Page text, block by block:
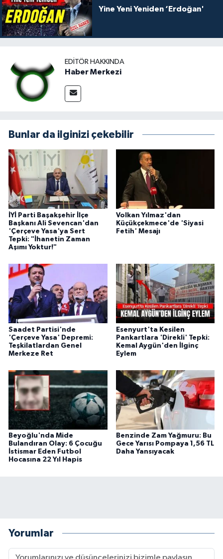
Yine Yeni Yeniden ‘Erdoğan'
EDITÖR HAKKINDA
Haber Merkezi
Bunlar da ilginizi çekebilir
İYİ Parti Başakşehir İlçe
Başkanı Ali Sevencan'dan
'Çerçeve Yasa'ya Sert
Tepki: "İhanetin Zaman
Aşımı Yoktur!"
Volkan Yılmaz'dan
Küçükçekmece'de 'Siyasi
Fetih' Mesajı
Saadet Partisi'nde
'Çerçeve Yasa' Depremi:
Teşkilatlardan Genel
Merkeze Ret
Esenyurt'ta Kesilen
Pankartlara 'Direkli' Tepki:
Kemal Aygün'den İlginç
Eylem
Beyoğlu'nda Mide
Bulandıran Olay: 6 Çocuğu
İstismar Eden Futbol
Hocasına 22 Yıl Hapis
Benzinde Zam Yağmuru: Bu
Gece Yarısı Pompaya 1,56 TL
Daha Yansıyacak
Yorumlar